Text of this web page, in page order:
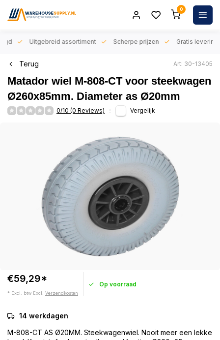
0
Uitgebreid assortiment Scherpe prijzen Gratis levering
Terug Art: 30-13405
Matador wiel M-808-CT voor steekwagen
Ø260x85mm. Diameter as Ø20mm
0/10 (0 Reviews) Vergelijk
€59,29*
* Excl. btw Excl. Verzendkosten
Op voorraad
14 werkdagen
M-808-CT AS Ø20MM. Steekwagenwiel. Nooit meer een lekke